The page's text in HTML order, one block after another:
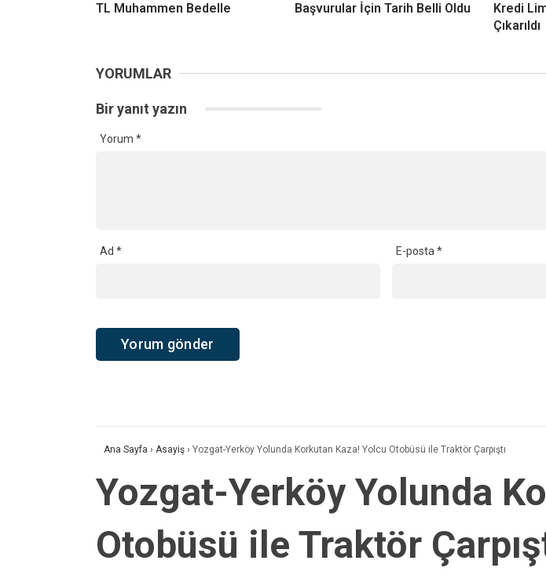
TL Muhammen Bedelle
Başvurular İçin Tarih Belli Oldu
Kredi
Çıkarıldı
YORUMLAR
Bir yanıt yazın
Yorum *
Ad * E-posta *
Ana Sayfa › Asayiş › Yozgat-Yerköy Yolunda Korkutan Kaza! Yolcu Otobüsü ile Traktör Çarpıştı
Yozgat-Yerköy Yolunda
Otobüsü ile Traktör